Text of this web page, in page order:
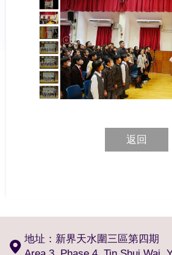
返回
地址：新界天水圍三區第四期